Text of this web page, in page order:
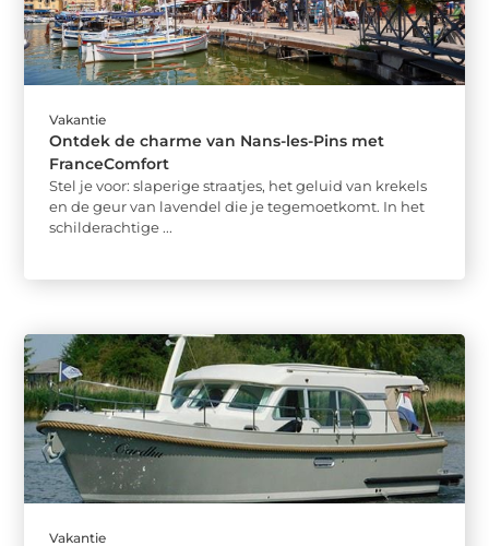
Vakantie
Ontdek de charme van Nans-les-Pins met
FranceComfort
Stel je voor: slaperige straatjes, het geluid van krekels
en de geur van lavendel die je tegemoetkomt. In het
schilderachtige ...
Vakantie